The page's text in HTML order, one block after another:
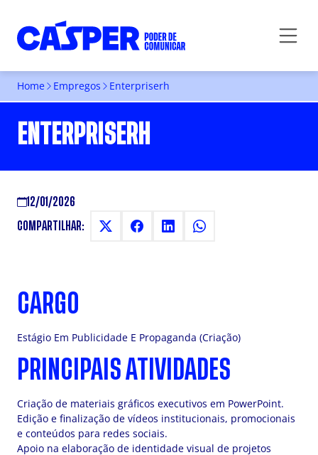
Home Empregos Enterpriserh
ENTERPRISERH
12/01/2026
COMPARTILHAR:
CARGO
Estágio Em Publicidade E Propaganda (Criação)
PRINCIPAIS ATIVIDADES
Criação de materiais gráficos executivos em PowerPoint.
Edição e finalização de vídeos institucionais, promocionais
e conteúdos para redes sociais.
Apoio na elaboração de identidade visual de projetos